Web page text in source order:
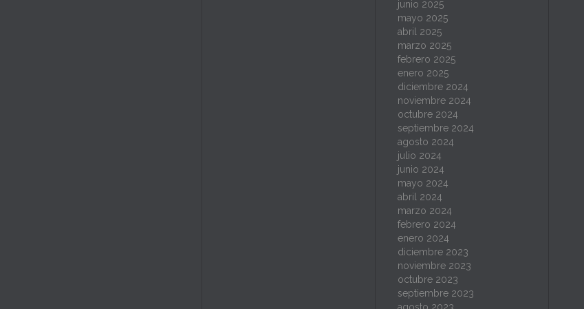
junio 2025
mayo 2025
abril 2025
marzo 2025
febrero 2025
enero 2025
diciembre 2024
noviembre 2024
octubre 2024
septiembre 2024
agosto 2024
julio 2024
junio 2024
mayo 2024
abril 2024
marzo 2024
febrero 2024
enero 2024
diciembre 2023
noviembre 2023
octubre 2023
septiembre 2023